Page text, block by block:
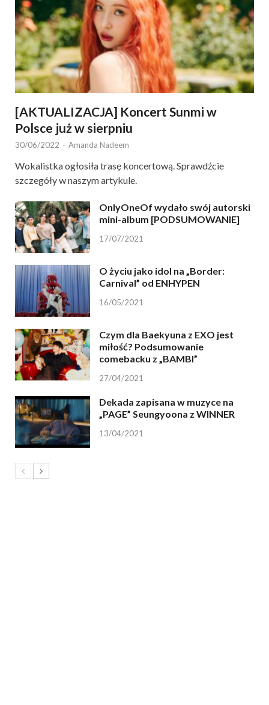
[AKTUALIZACJA] Koncert Sunmi w
Polsce już w sierpniu
30/06/2022 - Amanda Nadeem
Wokalistka ogłosiła trasę koncertową. Sprawdźcie
szczegóły w naszym artykule.
OnlyOneOf wydało swój autorski
mini-album [PODSUMOWANIE]
17/07/2021
O życiu jako idol na „Border:
Carnival” od ENHYPEN
16/05/2021
Czym dla Baekyuna z EXO jest
miłość? Podsumowanie
comebacku z „BAMBI”
27/04/2021
Dekada zapisana w muzyce na
„PAGE” Seungyoona z WINNER
13/04/2021